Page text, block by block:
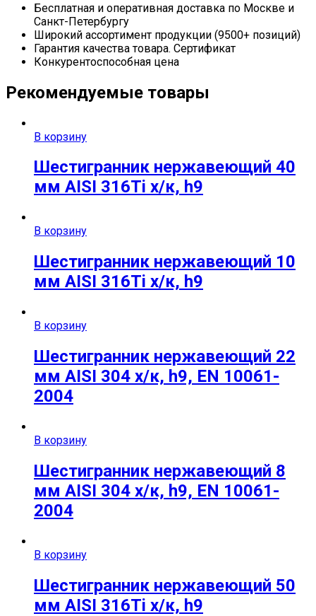
Бесплатная и оперативная доставка по Москве и
Санкт-Петербургу
Широкий ассортимент продукции (9500+ позиций)
Гарантия качества товара. Сертификат
Конкурентоспособная цена
Рекомендуемые товары
В корзину
Шестигранник нержавеющий 40
мм AISI 316Ti х/к, h9
В корзину
Шестигранник нержавеющий 10
мм AISI 316Ti х/к, h9
В корзину
Шестигранник нержавеющий 22
мм AISI 304 х/к, h9, EN 10061-
2004
В корзину
Шестигранник нержавеющий 8
мм AISI 304 х/к, h9, EN 10061-
2004
В корзину
Шестигранник нержавеющий 50
мм AISI 316Ti х/к, h9